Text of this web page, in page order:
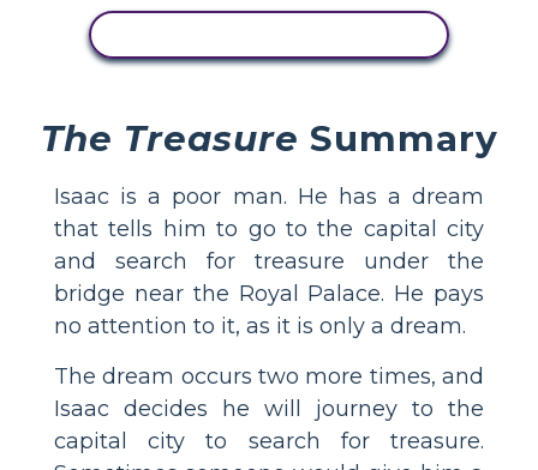
The Treasure Summary
Isaac is a poor man. He has a dream
that tells him to go to the capital city
and search for treasure under the
bridge near the Royal Palace. He pays
no attention to it, as it is only a dream.
The dream occurs two more times, and
Isaac decides he will journey to the
capital city to search for treasure.